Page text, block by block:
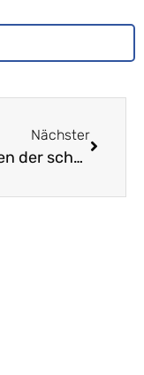
Nächster
Gefahren der schulischen Digitalisierung – Ein Plädoyer für ein umsichtiges Vorgehen